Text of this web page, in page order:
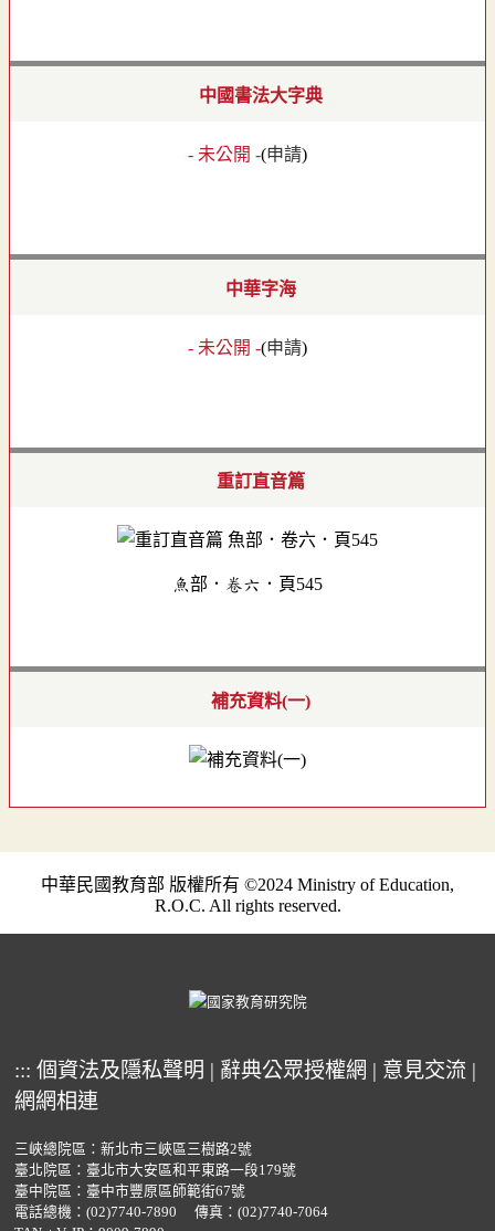
中國書法大字典
- 未公開 -(申請)
中華字海
- 未公開 -(申請)
重訂直音篇
魚部．卷六．頁545
補充資料(一)
中華民國教育部 版權所有 ©2024 Ministry of Education,
R.O.C. All rights reserved.
::: 個資法及隱私聲明 | 辭典公眾授權網 | 意見交流 |
網網相連
三峽總院區：新北市三峽區三樹路2號
臺北院區：臺北市大安區和平東路一段179號
臺中院區：臺中市豐原區師範街67號
電話總機： (02)7740-7890
傳真：(02)7740-7064